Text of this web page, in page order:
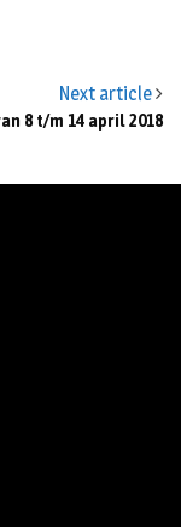
Next article
8 t/m 14 april 2018